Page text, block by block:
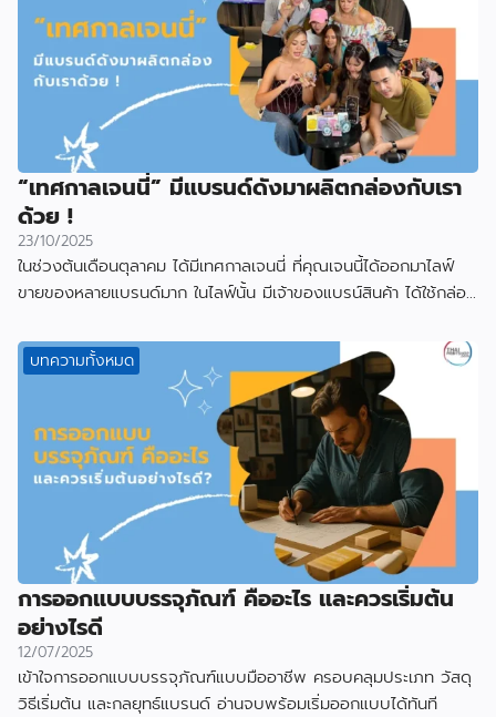
“เทศกาลเจนนี่” มีแบรนด์ดังมาผลิตกล่องกับเรา
ด้วย !
23/10/2025
ในช่วงต้นเดือนตุลาคม ได้มีเทศกาลเจนนี่ ที่คุณเจนนี้ได้ออกมาไลฟ์
ขายของหลายแบรนด์มาก ในไลฟ์นั้น มีเจ้าของแบรน์สินค้า ได้ใช้กล่อง
บทความทั้งหมด
การออกแบบบรรจุภัณฑ์ คืออะไร และควรเริ่มต้น
อย่างไรดี
12/07/2025
เข้าใจการออกแบบบรรจุภัณฑ์แบบมืออาชีพ ครอบคลุมประเภท วัสดุ
วิธีเริ่มต้น และกลยุทธ์แบรนด์ อ่านจบพร้อมเริ่มออกแบบได้ทันที